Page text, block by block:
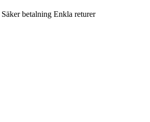
Säker betalning Enkla returer